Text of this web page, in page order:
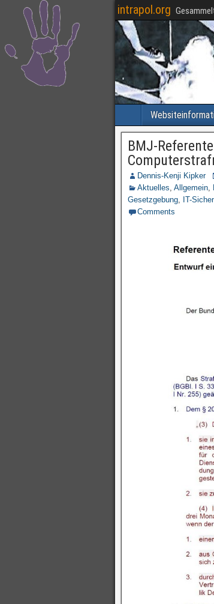
intrapol.org
BMJ-
Dennis-Kenji Kipker
Aktuelles, Allgemein,
Gesetzgebung, IT-
Comments